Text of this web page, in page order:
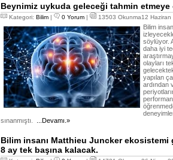
Beynimiz uykuda geleceği tahmin etmeye
Kategori: Bilim | 0 Yorum | 13503 Okunma12
Bilim
söylüyor.
daha iyi
olayları
yapılan
ardından
sınanmıştı.
...Devamı.»
Bilim insanı Matthieu Juncker ekosistemi
8 ay tek başına kalacak.